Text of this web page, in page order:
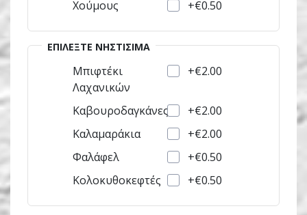
Χούμους +€0.50
ΕΠΙΛΈΞΤΕ ΝΗΣΤΊΣΙΜΑ
Μπιφτέκι
Λαχανικών
+€2.00
Καβουροδαγκάνες
+€2.00
Καλαμαράκια
+€2.00
Φαλάφελ
+€0.50
Κολοκυθοκεφτές
+€0.50